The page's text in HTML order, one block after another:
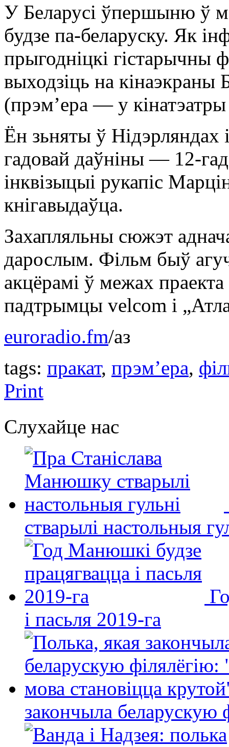
У Беларусі ўпершыню ў
будзе па-беларуску. Як
прыгодніцкі гістарычны
выходзіць на кінаэкраны
(прэм’ера — у
Ён зьняты ў Нідэрляндах
гадовай даўніны — 12-
інквізыцыі рукапіс
кнігавыдаўца.
Захапляльны сюжэт
дарослым. Фільм быў
акцёрамі ў межах
падтрымцы velcom і
euroradio.fm/аз
tags: пракат, прэм’ера,
Print
Слухайце нас
стварылі настольныя
і пасьля 2019-га
закончыла беларускую